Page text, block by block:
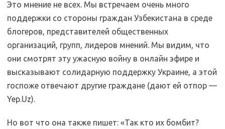
Это мнение не всех. Мы встречаем очень много
поддержки со стороны граждан Узбекистана в среде
блогеров, представителей общественных
организаций, групп, лидеров мнений. Мы видим, что
они смотрят эту ужасную войну в онлайн эфире и
высказывают солидарную поддержку Украине, а этой
госпоже отвечают другие граждане (дают ей отпор —
Yep.Uz).
Но вот что она также пишет: «Так кто их бомбит?